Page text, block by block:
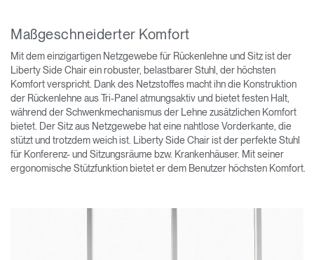
Maßgeschneiderter Komfort
Mit dem einzigartigen Netzgewebe für Rückenlehne und Sitz ist der
Liberty Side Chair ein robuster, belastbarer Stuhl, der höchsten
Komfort verspricht. Dank des Netzstoffes macht ihn die Konstruktion
der Rückenlehne aus Tri-Panel atmungsaktiv und bietet festen Halt,
während der Schwenkmechanismus der Lehne zusätzlichen Komfort
bietet. Der Sitz aus Netzgewebe hat eine nahtlose Vorderkante, die
stützt und trotzdem weich ist. Liberty Side Chair ist der perfekte Stuhl
für Konferenz- und Sitzungsräume bzw. Krankenhäuser. Mit seiner
ergonomische Stützfunktion bietet er dem Benutzer höchsten Komfort.